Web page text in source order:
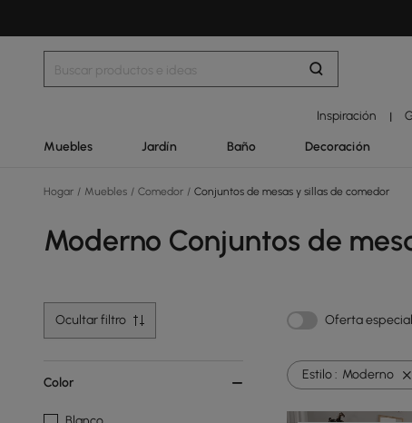
Inspiración |
Muebles Jardín Baño Decoración
Hogar / Muebles / Comedor / Conjuntos de mesas y sillas de comedor
Moderno Conjuntos de
Ocultar filtro Oferta especial
Color
Estilo : Moderno